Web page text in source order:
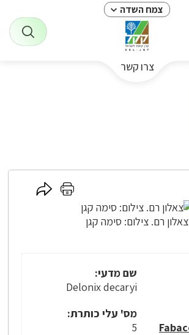
צמח השדה
צרו קשר
צאלון רם. צילום: סימה קגן
לחץ
לחץ
שם מדעי:
Delonix decaryi
מס' עלי כותרת:
5